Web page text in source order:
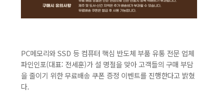
PC메모리와 SSD 등 컴퓨터 핵심 반도체 부품 유통 전문 업체
파인인포(대표: 전세훈)가 설 명절을 맞아 고객들의 구매 부담
을 줄이기 위한 무료배송 쿠폰 증정 이벤트를 진행한다고 밝혔
다.